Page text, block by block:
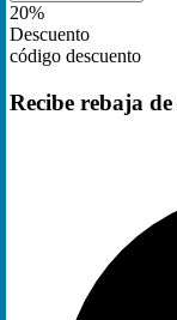
20%
Descuento
código descuento
Recibe rebaja de